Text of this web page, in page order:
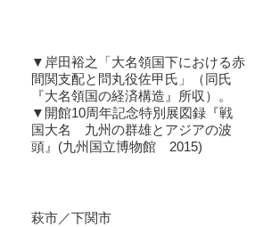
祭礼堅田中組水上会講文書
念仏踊堅田下組流田会講文書
▼岸田裕之「大名領国下における赤
間関支配と問丸役佐甲氏」（同氏
『大名領国の経済構造』所収）。
▼開館10周年記念特別展図録『戦
国大名 九州の群雄とアジアの波
頭』(九州国立博物館 2015)
萩市／下関市